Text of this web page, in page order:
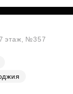
этаж, №357